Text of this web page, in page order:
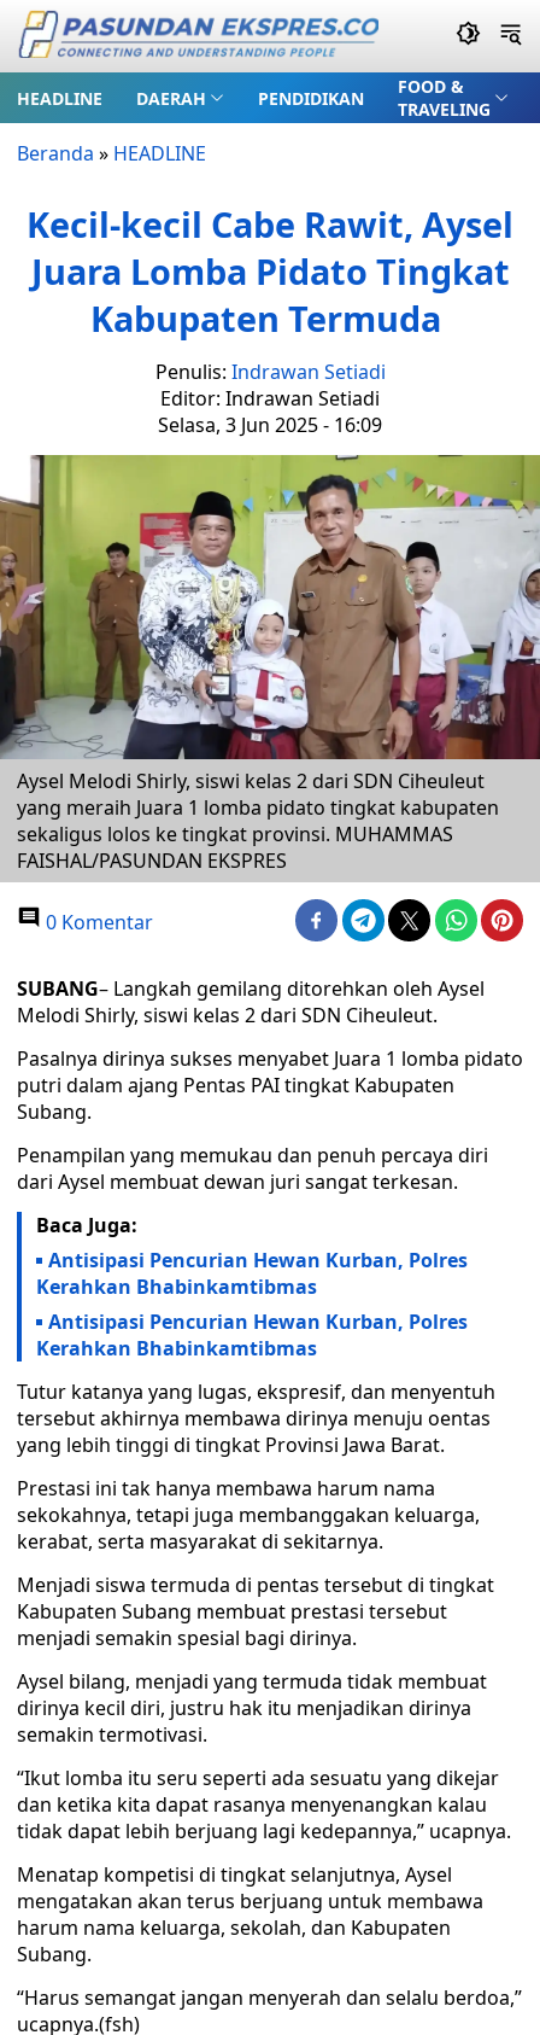
HEADLINE DAERAH PENDIDIKAN
FOOD &
TRAVELING
Beranda » HEADLINE
Kecil-kecil Cabe Rawit, Aysel
Juara Lomba Pidato Tingkat
Kabupaten Termuda
Penulis: Indrawan Setiadi
Editor: Indrawan Setiadi
Selasa, 3 Jun 2025 - 16:09
Aysel Melodi Shirly, siswi kelas 2 dari SDN Ciheuleut
yang meraih Juara 1 lomba pidato tingkat kabupaten
sekaligus lolos ke tingkat provinsi. MUHAMMAS
FAISHAL/PASUNDAN EKSPRES
0 Komentar
SUBANG– Langkah gemilang ditorehkan oleh Aysel
Melodi Shirly, siswi kelas 2 dari SDN Ciheuleut.
Pasalnya dirinya sukses menyabet Juara 1 lomba pidato
putri dalam ajang Pentas PAI tingkat Kabupaten
Subang.
Penampilan yang memukau dan penuh percaya diri
dari Aysel membuat dewan juri sangat terkesan.
Baca Juga:
Antisipasi Pencurian Hewan Kurban, Polres
Kerahkan Bhabinkamtibmas
Antisipasi Pencurian Hewan Kurban, Polres
Kerahkan Bhabinkamtibmas
Tutur katanya yang lugas, ekspresif, dan menyentuh
tersebut akhirnya membawa dirinya menuju oentas
yang lebih tinggi di tingkat Provinsi Jawa Barat.
Prestasi ini tak hanya membawa harum nama
sekokahnya, tetapi juga membanggakan keluarga,
kerabat, serta masyarakat di sekitarnya.
Menjadi siswa termuda di pentas tersebut di tingkat
Kabupaten Subang membuat prestasi tersebut
menjadi semakin spesial bagi dirinya.
Aysel bilang, menjadi yang termuda tidak membuat
dirinya kecil diri, justru hak itu menjadikan dirinya
semakin termotivasi.
“Ikut lomba itu seru seperti ada sesuatu yang dikejar
dan ketika kita dapat rasanya menyenangkan kalau
tidak dapat lebih berjuang lagi kedepannya,” ucapnya.
Menatap kompetisi di tingkat selanjutnya, Aysel
mengatakan akan terus berjuang untuk membawa
harum nama keluarga, sekolah, dan Kabupaten
Subang.
“Harus semangat jangan menyerah dan selalu berdoa,”
ucapnya.(fsh)